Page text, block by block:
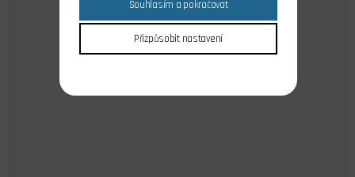
Souhlasím a pokračovat
Přizpůsobit nastavení